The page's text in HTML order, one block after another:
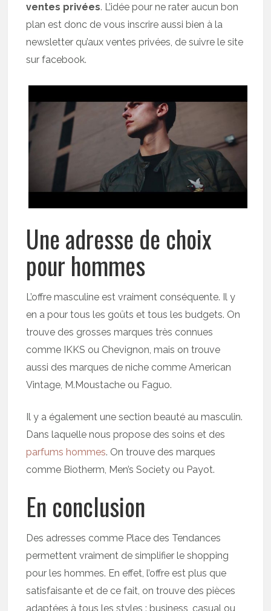
ventes privées. L’idée pour ne rater aucun bon
plan est donc de vous inscrire aussi bien à la
newsletter qu’aux ventes privées, de suivre le site
sur facebook.
Une adresse de choix
pour hommes
L’offre masculine est vraiment conséquente. Il y
en a pour tous les goûts et tous les budgets. On
trouve des grosses marques très connues
comme IKKS ou Chevignon, mais on trouve
aussi des marques de niche comme American
Vintage, M.Moustache ou Faguo.
Il y a également une section beauté au masculin.
Dans laquelle nous propose des soins et des
parfums hommes. On trouve des marques
comme Biotherm, Men’s Society ou Payot.
En conclusion
Des adresses comme Place des Tendances
permettent vraiment de simplifier le shopping
pour les hommes. En effet, l’offre est plus que
satisfaisante et de ce fait, on trouve des pièces
adaptées à tous les styles : business, casual ou